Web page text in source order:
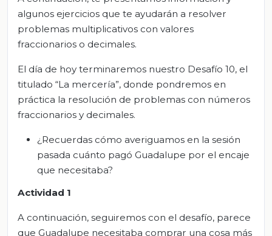
algunos ejercicios que te ayudarán a resolver
problemas multiplicativos con valores
fraccionarios o decimales.
El día de hoy terminaremos nuestro Desafío 10, el
titulado “La mercería”, donde pondremos en
práctica la resolución de problemas con números
fraccionarios y decimales.
¿Recuerdas cómo averiguamos en la sesión
pasada cuánto pagó Guadalupe por el encaje
que necesitaba?
Actividad 1
A continuación, seguiremos con el desafío, parece
que Guadalupe necesitaba comprar una cosa más